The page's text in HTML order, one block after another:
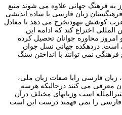
به فرهنگ جهانی علاوه می شوند منبع
زبان فارسی با ساده اندیشی
غرب کوشش بیهودبخرج می دهد تا معادل
اختراع کند که ادامه این
محاوره جوانان تحصیل کرده
دردهکده جهانی نسل جوان
نمی توانند با انداختن سنگ
زبان فارسی رابا صفات زبان ملی،
معرفی می کنند درحالیکه هرسه
است وزبانهای مختلف درآن
فارسی را نمی فهمند درست این است